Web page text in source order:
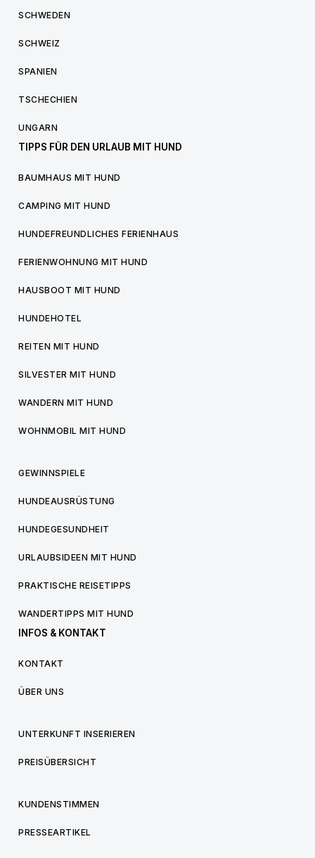
SCHWEDEN
SCHWEIZ
SPANIEN
TSCHECHIEN
UNGARN
TIPPS FÜR DEN URLAUB MIT HUND
BAUMHAUS MIT HUND
CAMPING MIT HUND
HUNDEFREUNDLICHES FERIENHAUS
FERIENWOHNUNG MIT HUND
HAUSBOOT MIT HUND
HUNDEHOTEL
REITEN MIT HUND
SILVESTER MIT HUND
WANDERN MIT HUND
WOHNMOBIL MIT HUND
GEWINNSPIELE
HUNDEAUSRÜSTUNG
HUNDEGESUNDHEIT
URLAUBSIDEEN MIT HUND
PRAKTISCHE REISETIPPS
WANDERTIPPS MIT HUND
INFOS & KONTAKT
KONTAKT
ÜBER UNS
UNTERKUNFT INSERIEREN
PREISÜBERSICHT
KUNDENSTIMMEN
PRESSEARTIKEL